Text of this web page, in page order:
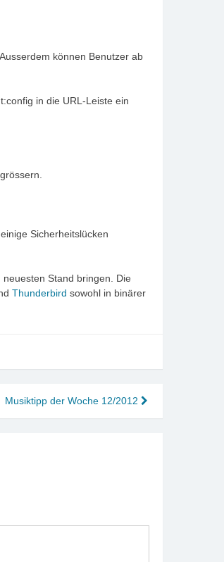
können Benutzer ab
in die URL-Leiste ein
Sicherheitslücken
Stand bringen. Die
Thunderbird sowohl in binärer
Musiktipp der Woche 12/2012